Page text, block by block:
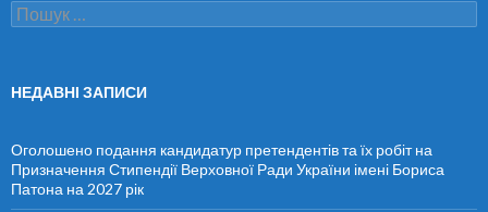
П
о
к
НЕДАВНІ ЗАПИСИ
Оголошено подання кандидатур претендентів та їх робіт на
Призначення Стипендії Верховної Ради України імені Бориса
Патона на 2027 рік